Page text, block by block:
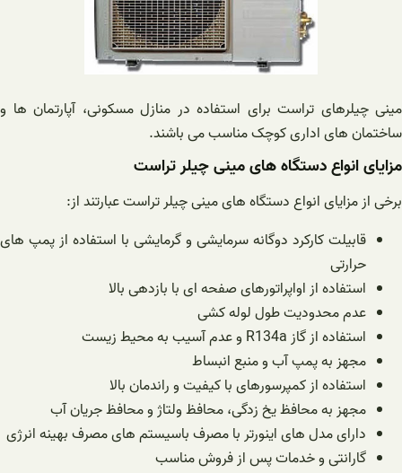
مینی چیلرهای تراست برای استفاده در منازل مسکونی، آپارتمان ها و
ساختمان های اداری کوچک مناسب می باشند.
مزایای انواع دستگاه های مینی چیلر تراست
برخی از مزایای انواع دستگاه های مینی چیلر تراست عبارتند از:
قابیلت کارکرد دوگانه سرمایشی و گرمایشی با استفاده از پمپ های
حرارتی
استفاده از اواپراتورهای صفحه ای با بازدهی بالا
عدم محدودیت طول لوله کشی
استفاده از گاز R134a و عدم آسیب به محیط زیست
مجهز به پمپ آب و منبع انبساط
استفاده از کمپرسورهای با کیفیت و راندمان بالا
مجهز به محافظ یخ زدگی، محافظ ولتاژ و محافظ جریان آب
دارای مدل های اینورتر با مصرف باسیستم های مصرف بهینه انرژی
گارانتی و خدمات پس از فروش مناسب